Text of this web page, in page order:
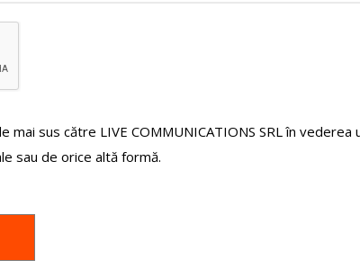
mai sus către LIVE COMMUNICATIONS SRL în
sau de orice altă formă.